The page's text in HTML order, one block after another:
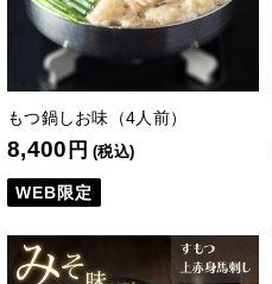
もつ鍋しお味（4人前）
8,400 円 (税込)
WEB限定